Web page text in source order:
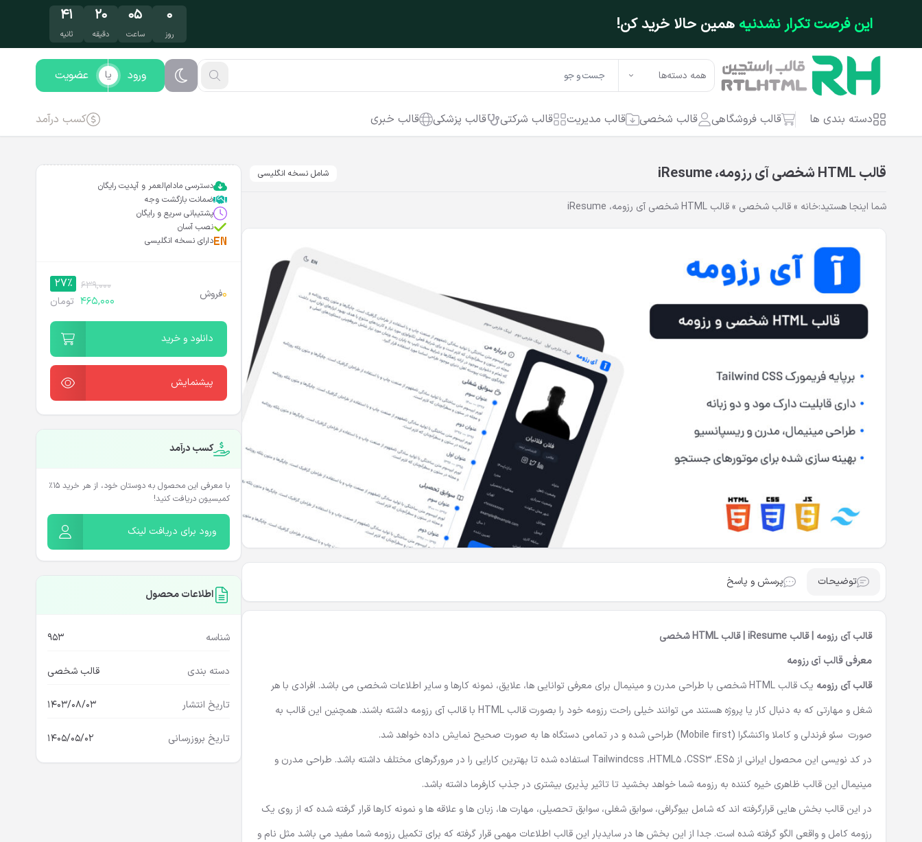
این فرصت تکرار نشدنیه همین حالا خرید کن! ۰
روز
۰۵
ساعت
۲۰
دقیقه
۴۰
ثانیه
همه دسته‌ها ورود عضویت یا
دسته بندی ها قالب فروشگاهی قالب شخصی قالب مدیریت قالب شرکتی قالب پزشکی قالب خبری کسب درآمد
قالب HTML شخصی آی رزومه، iResume شامل نسخه انگلیسی
شما اینجا هستید:خانه »قالب شخصی »قالب HTML شخصی آی رزومه، iResume
توضیحات پرسش و پاسخ
قالب آی رزومه | قالب iResume | قالب HTML شخصی
معرفی قالب آی رزومه
قالب آی رزومه یک قالب HTML شخصی
با طراحی مدرن و مینیمال برای معرفی توانایی ها،‌ علایق، نمونه کارها و سایر اطلاعات شخصی می باشد. افرادی با هر
شغل و مهارتی که به دنبال کار یا پروژه هستند می توانند خیلی راحت رزومه خود را بصورت قالب HTML
با قالب آی رزومه داشته باشند. همچنین این قالب به
صورت سئو فرندلی و کاملا واکنشگرا (Mobile first) طراحی شده و در تمامی دستگاه ها به صورت صحیح نمایش داده خواهد شد.
در کد نویسی این محصول ایرانی
از Tailwindcss ،HTML5 ،CSS3 ،ES5 استفاده شده تا بهترین کارایی را در مرورگرهای مختلف داشته باشد. طراحی مدرن و
مینیمال این قالب ظاهری خیره کننده به رزومه شما خواهد بخشید تا تاثیر پذیری بیشتری در جذب کارفرما داشته باشد.
در این قالب بخش هایی قرارگرفته اند که شامل بیوگرافی، سوابق شغلی، سوابق تحصیلی، مهارت ها، زبان ها و علاقه ها و نمونه کارها قرار گرفته شده که از روی یک
رزومه کامل و واقعی الگو گرفته شده است. جدا از این بخش ها در سایدبار این قالب اطلاعات مهمی قرار گرفته که برای تکمیل رزومه شما مفید می باشد مثل نام و
دسترسی مادام‌العمر و آپدیت رایگان
ضمانت بازگشت وجه
پشتیبانی سریع و رایگان
نصب آسان
دارای نسخه انگلیسی
0فروش
639,000
27%
465,000 تومان
دانلود و خرید
پیشنمایش
کسب درآمد
با معرفی این محصول به دوستان خود، از هر خرید ۱۵٪
کمیسیون دریافت کنید!
ورود برای دریافت لینک
اطلاعات محصول
شناسه 953
دسته بندی قالب شخصی
تاریخ انتشار 1403/08/03
تاریخ بروزرسانی 1405/05/02